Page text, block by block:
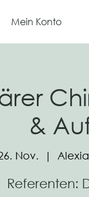
Mein Konto
&
Nov.
  |
Referenten: